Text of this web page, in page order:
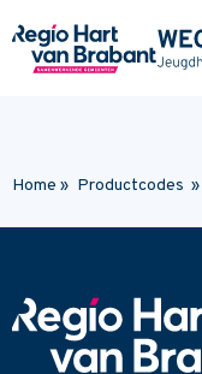
Home » Productcodes »